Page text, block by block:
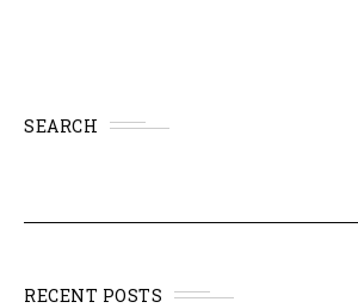
SEARCH
RECENT POSTS